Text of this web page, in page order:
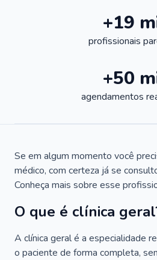
+19
profissionais
+50
agendamentos
Se em algum momento você
médico, com certeza já se
Conheça mais sobre esse
O que é clínica
A clínica geral é a especialidade
o paciente de forma completa,